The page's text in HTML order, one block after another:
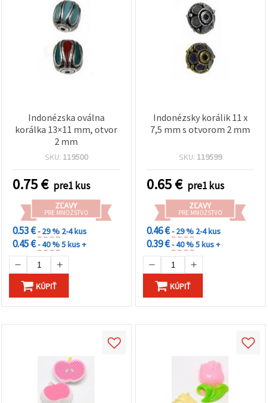
Indonézska oválna
korálka 13×11 mm, otvor
2 mm
SKU: 119500
0.75€ pre1 kus
ZĽAVY
PRE MNOŽSTVO
0.53 €- 29 % 2-4 kus
0.45 €- 40 %5 kus +
KÚPIŤ
Indonézsky korálik 11 x
7,5 mm s otvorom 2 mm
SKU: 119599
0.65€ pre1 kus
ZĽAVY
PRE MNOŽSTVO
0.46 €- 29 % 2-4 kus
0.39 €- 40 %5 kus +
KÚPIŤ